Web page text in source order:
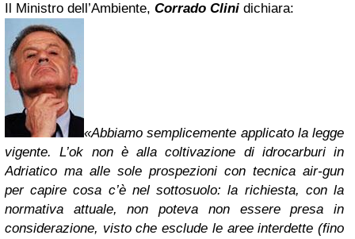
Il Ministro dell’Ambiente, Corrado Clini dichiara:
«Abbiamo semplicemente applicato la legge
vigente. L’ok non è alla coltivazione di idrocarburi in
Adriatico ma alle sole prospezioni con tecnica air-gun
per capire cosa c’è nel sottosuolo: la richiesta, con la
normativa attuale, non poteva non essere presa in
considerazione, visto che esclude le aree interdette (fino